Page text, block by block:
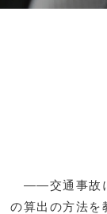
――交通事故に
の算出の方法を